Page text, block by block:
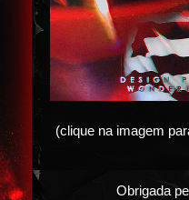
(clique na imagem
Obrigada